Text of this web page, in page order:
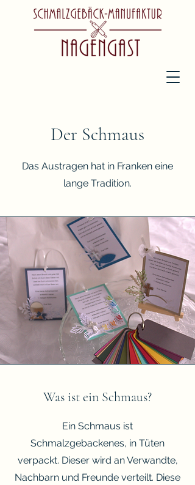
Der Schmaus
Das Austragen hat in Franken eine
lange Tradition.
Was ist ein Schmaus?
Ein Schmaus ist
Schmalzgebackenes, in Tüten
verpackt. Dieser wird an Verwandte,
Nachbarn und Freunde verteilt. Diese